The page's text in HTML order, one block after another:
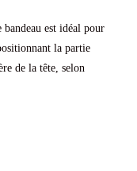
bandeau est idéal pour
la partie
de la tête, selon